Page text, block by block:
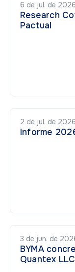
6 de jul. de 2026
Research
Pactual
2 de jul. de 2026
Informe
3 de jun. de
BYMA
Quantex LLC